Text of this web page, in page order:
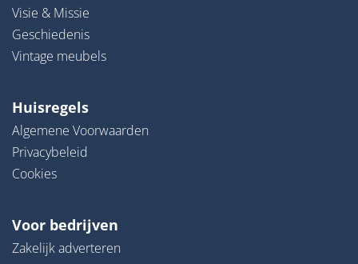
Visie & Missie
Geschiedenis
Vintage meubels
Huisregels
Algemene Voorwaarden
Privacybeleid
Cookies
Voor bedrijven
Zakelijk adverteren